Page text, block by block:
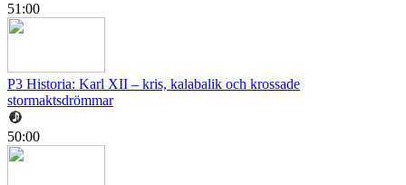
51:00
P3 Historia: Karl XII – kris, kalabalik och krossade
stormaktsdrömmar
50:00